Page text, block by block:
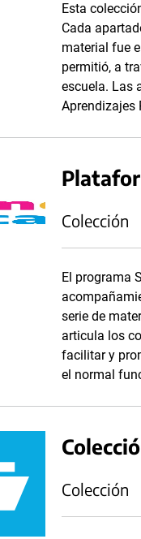
Esta
Cada
material fue
permitió, a
escuela. Las
Aprendizajes
Colección
El programa
serie de
articula los
facilitar y
el normal
Colección